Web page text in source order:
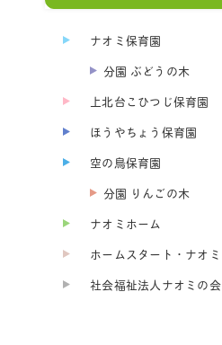
ナオミ保育園
分園 ぶどうの木
上北台こひつじ保育園
ほうやちょう保育園
空の鳥保育園
分園 りんごの木
ナオミホーム
ホームスタート・ナオミ
社会福祉法人ナオミの会